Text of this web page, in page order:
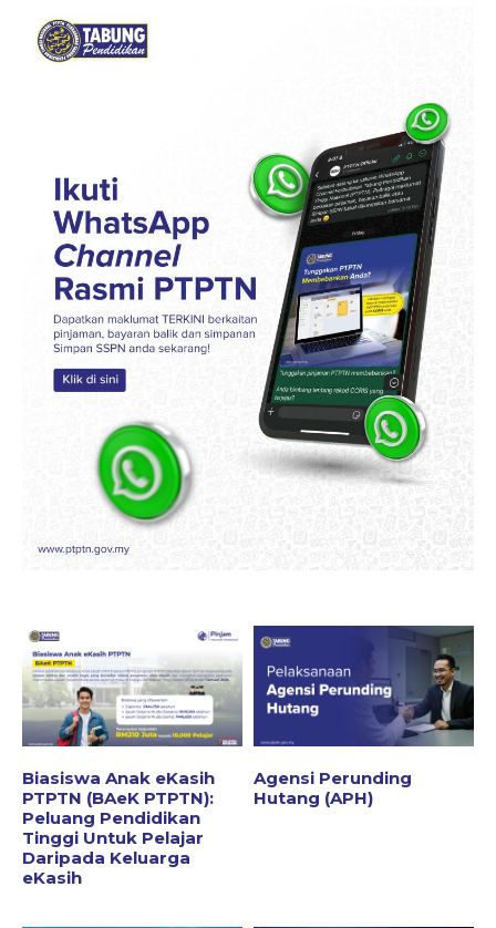
Biasiswa Anak eKasih
PTPTN (BAeK PTPTN):
Peluang Pendidikan
Tinggi Untuk Pelajar
Daripada Keluarga
eKasih
Agensi Perunding
Hutang (APH)